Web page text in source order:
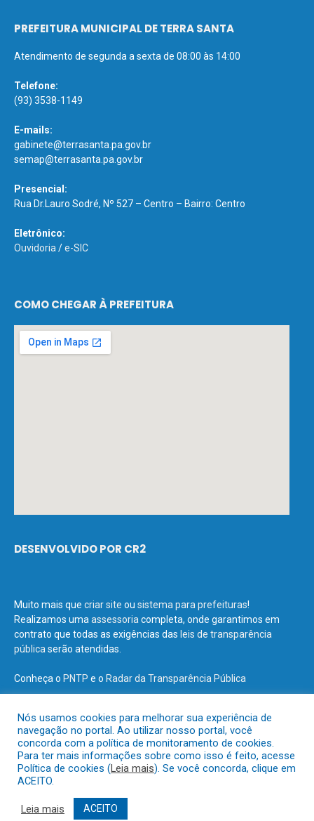
PREFEITURA MUNICIPAL DE TERRA SANTA
Atendimento de segunda a sexta de 08:00 às 14:00
Telefone:
(93) 3538-1149
E-mails:
gabinete@terrasanta.pa.gov.br
semap@terrasanta.pa.gov.br
Presencial:
Rua Dr.Lauro Sodré, Nº 527 – Centro – Bairro: Centro
Eletrônico:
Ouvidoria /e-SIC
COMO CHEGAR À PREFEITURA
DESENVOLVIDO POR CR2
Muito mais que criar site ou sistema para prefeituras!
Realizamos uma assessoria completa, onde garantimos em
contrato que todas as exigências das leis de transparência
pública serão atendidas.
Conheça o PNTP e o Radar da Transparência Pública
Todos os direitos reservados a Prefeitura Municipal de Terra Santa.
Mapa do Site
Acessar o Webmail
Nós usamos cookies para melhorar sua experiência de
navegação no portal. Ao utilizar nosso portal, você
concorda com a política de monitoramento de cookies.
Para ter mais informações sobre como isso é feito, acesse
Política de cookies (Leia mais). Se você concorda, clique em
ACEITO.
Leia mais ACEITO